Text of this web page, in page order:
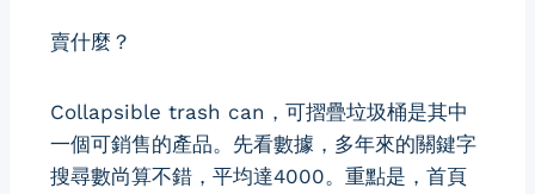
賣什麼？
Collapsible trash can，可摺疊垃圾桶是其中
一個可銷售的產品。先看數據，多年來的關鍵字
搜尋數尚算不錯，平均達4000。重點是，首頁